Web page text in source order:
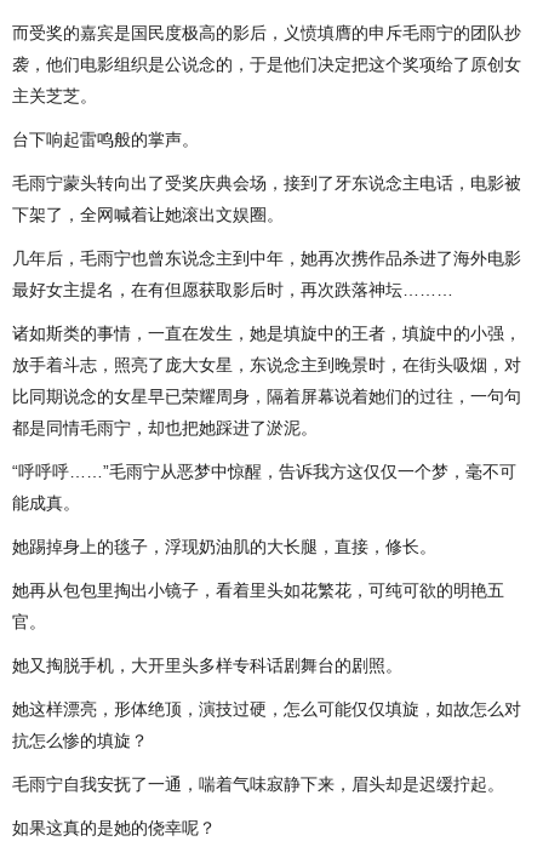
而受奖的嘉宾是国民度极高的影后，义愤填膺的申斥毛雨宁的团队抄
袭，他们电影组织是公说念的，于是他们决定把这个奖项给了原创女
主关芝芝。
台下响起雷鸣般的掌声。
毛雨宁蒙头转向出了受奖庆典会场，接到了牙东说念主电话，电影被
下架了，全网喊着让她滚出文娱圈。
几年后，毛雨宁也曾东说念主到中年，她再次携作品杀进了海外电影
最好女主提名，在有但愿获取影后时，再次跌落神坛………
诸如斯类的事情，一直在发生，她是填旋中的王者，填旋中的小强，
放手着斗志，照亮了庞大女星，东说念主到晚景时，在街头吸烟，对
比同期说念的女星早已荣耀周身，隔着屏幕说着她们的过往，一句句
都是同情毛雨宁，却也把她踩进了淤泥。
“呼呼呼……”毛雨宁从恶梦中惊醒，告诉我方这仅仅一个梦，毫不可
能成真。
她踢掉身上的毯子，浮现奶油肌的大长腿，直接，修长。
她再从包包里掏出小镜子，看着里头如花繁花，可纯可欲的明艳五
官。
她又掏脱手机，大开里头多样专科话剧舞台的剧照。
她这样漂亮，形体绝顶，演技过硬，怎么可能仅仅填旋，如故怎么对
抗怎么惨的填旋？
毛雨宁自我安抚了一通，喘着气味寂静下来，眉头却是迟缓拧起。
如果这真的是她的侥幸呢？